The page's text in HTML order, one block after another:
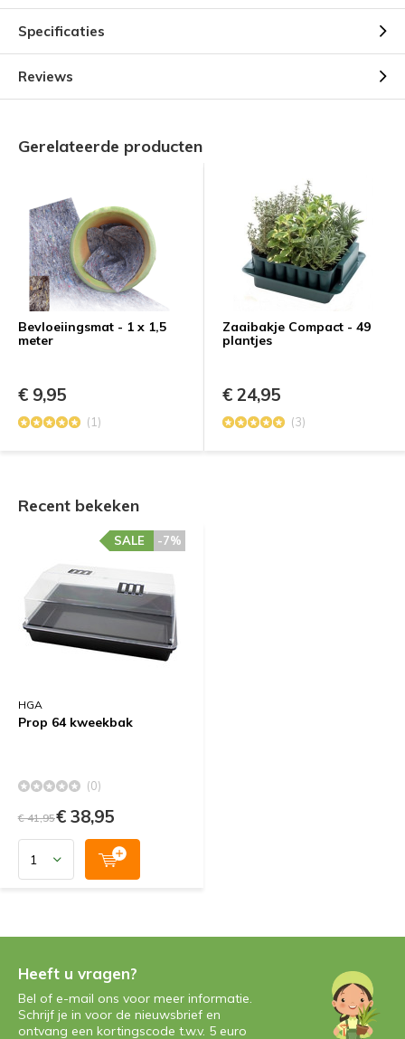
Specificaties
Reviews
Gerelateerde producten
Bevloeiingsmat - 1 x 1,5
meter
€ 9,95
(1)
Zaaibakje Compact - 49
plantjes
€ 24,95
(3)
Recent bekeken
HGA
Prop 64 kweekbak
-7%
SALE
(0)
€ 41,95€ 38,95
Heeft u vragen?
Bel of e-mail ons voor meer informatie.
Schrijf je in voor de nieuwsbrief en
ontvang een kortingscode t.w.v. 5 euro